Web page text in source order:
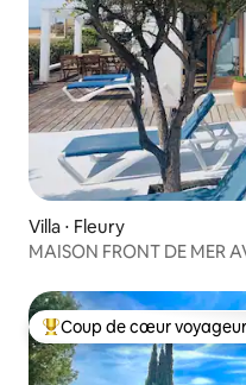
Villa ⋅ Fleury
MAISON FRONT DE MER
Coups de cœur
Coup de cœur